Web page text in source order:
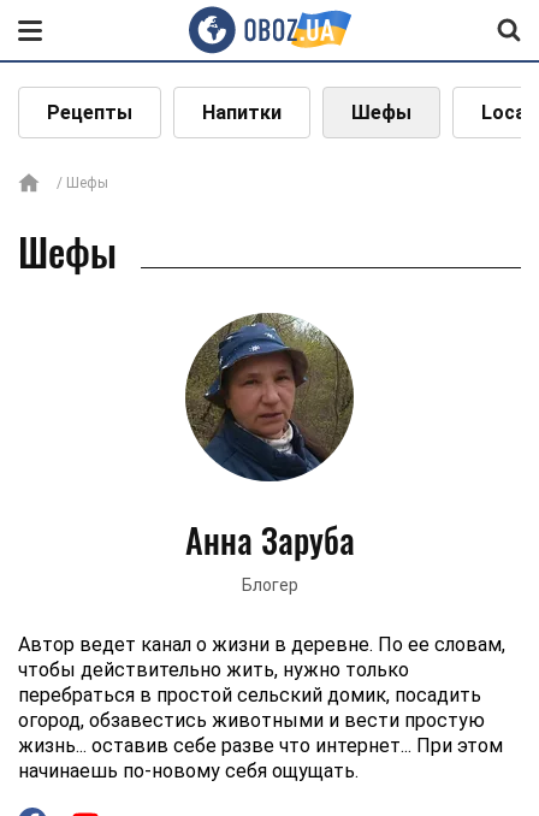
Рецепты Напитки Шефы Local
Шефы
Шефы
Анна Заруба
Блогер
Автор ведет канал о жизни в деревне. По ее словам,
чтобы действительно жить, нужно только
перебраться в простой сельский домик, посадить
огород, обзавестись животными и вести простую
жизнь... оставив себе разве что интернет... При этом
начинаешь по-новому себя ощущать.